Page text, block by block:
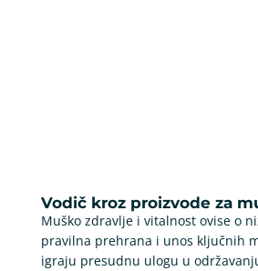
Vodič kroz proizvode za
Muško zdravlje i vitalnost ovise o
pravilna prehrana i unos ključnih
igraju presudnu ulogu u